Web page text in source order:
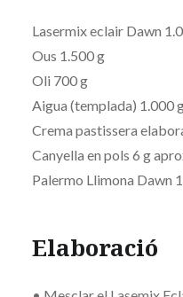
Lasermix eclair Dawn
Ous 1.500 g
Oli 700 g
Aigua (templada) 1.000
Crema pastissera
Canyella en pols 6 g
Palermo Llimona Dawn
Elaboració